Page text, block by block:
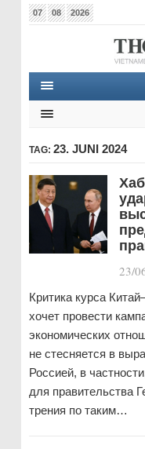
07 08 2026
TAG: 23. JUNI 2024
23/
Критика курса
хочет провести
экономических
не стесняется в
Россией, в
для правительства
трения по таким…